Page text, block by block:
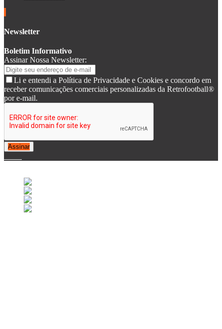
Newsletter
Boletim Informativo
Assinar Nossa Newsletter:
Li e entendi a Política de Privacidade e Cookies e concordo em
receber comunicações comerciais personalizadas da Retrofootball®
por e-mail.
Assinar